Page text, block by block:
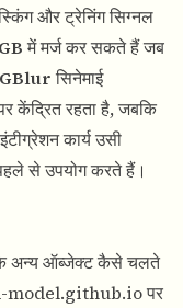
और ट्रेनिंग सिग्नल
में मर्ज कर सकते हैं जब
सिनेमाई
केंद्रित रहता है, जबकि
कार्य उसी
से उपयोग करते हैं।
अन्य ऑब्जेक्ट कैसे चलते
model.github.ioपर